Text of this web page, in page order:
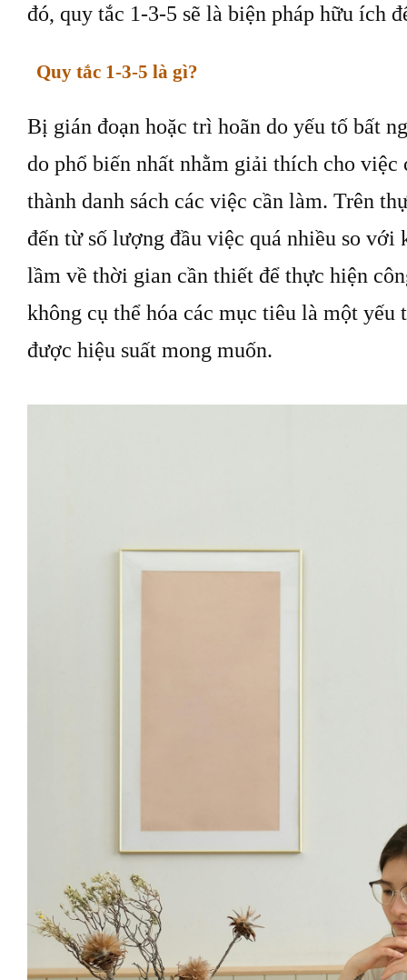
đó, quy tắc 1-3-5 sẽ là biện pháp hữu ích
Quy tắc 1-3-5 là gì?
Bị gián đoạn hoặc trì hoãn do yếu tố bất
do phổ biến nhất nhằm giải thích cho việc
thành danh sách các việc cần làm. Trên
đến từ số lượng đầu việc quá nhiều so với
lầm về thời gian cần thiết để thực hiện
không cụ thể hóa các mục tiêu là một yếu
được hiệu suất mong muốn.